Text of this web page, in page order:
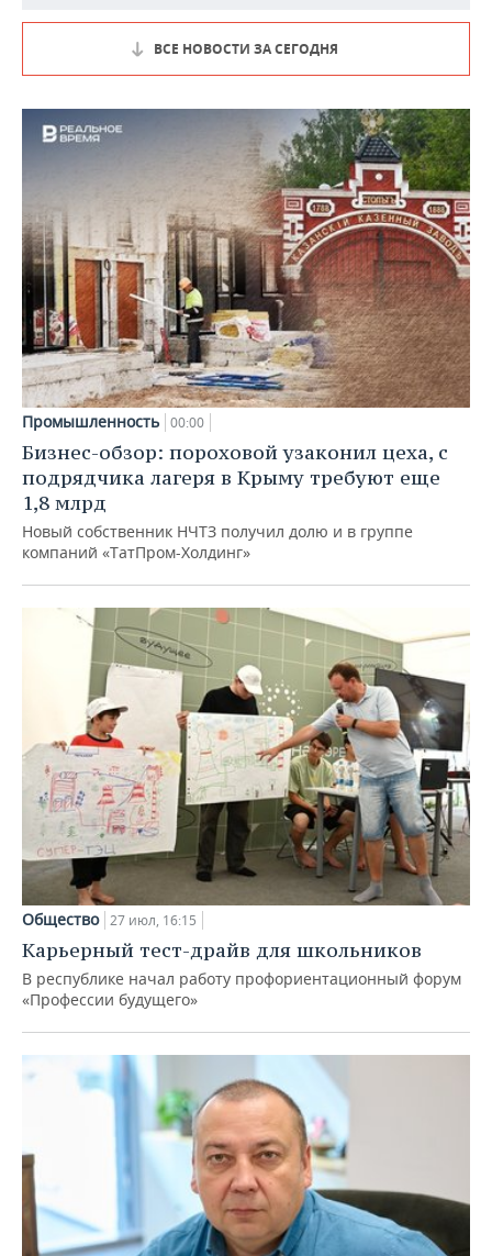
ВСЕ НОВОСТИ ЗА СЕГОДНЯ
Промышленность 00:00
Бизнес-обзор: пороховой узаконил цеха, с
подрядчика лагеря в Крыму требуют еще
1,8 млрд
Новый собственник НЧТЗ получил долю и в группе
компаний «ТатПром-Холдинг»
Общество 27 июл, 16:15
Карьерный тест-драйв для школьников
В республике начал работу профориентационный форум
«Профессии будущего»